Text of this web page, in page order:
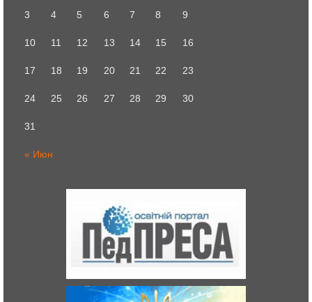
« Июн
3 4 5 6 7 8 9
10 11 12 13 14 15 16
17 18 19 20 21 22 23
24 25 26 27 28 29 30
31